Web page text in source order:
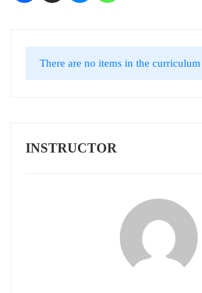
There are no items in the
INSTRUCTOR